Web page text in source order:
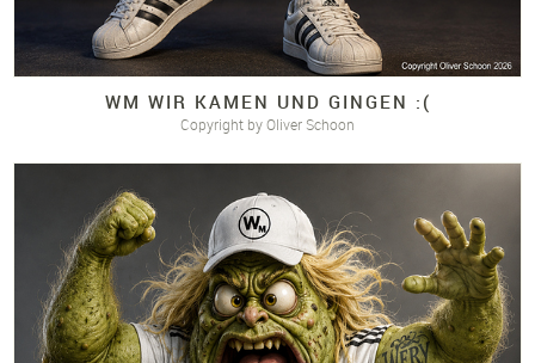
WM WIR KAMEN UND GINGEN :(
Copyright by Oliver Schoon